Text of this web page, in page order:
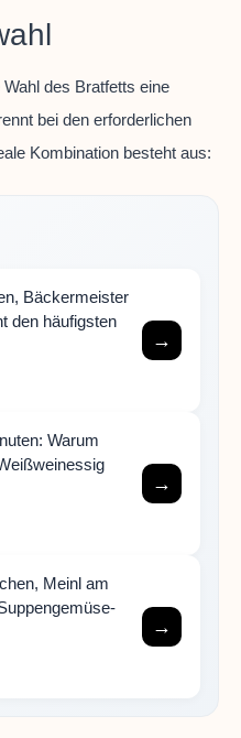
des Bratfetts eine
bei den erforderlichen
Kombination besteht aus:
Bäckermeister
den häufigsten
→
Warum
→
Meinl am
→